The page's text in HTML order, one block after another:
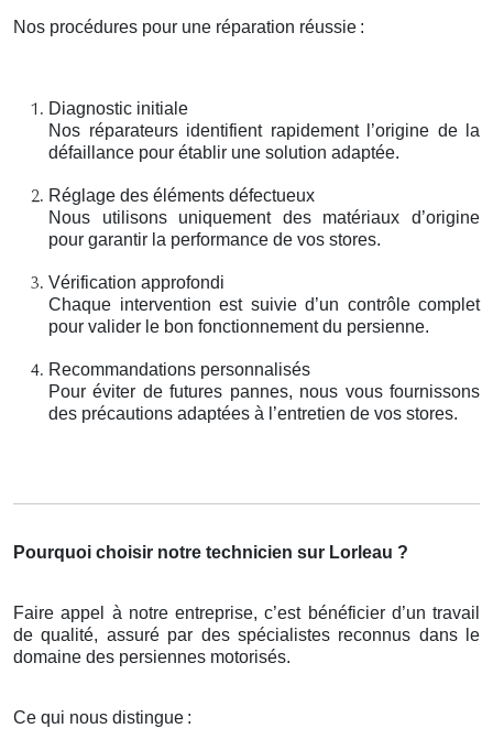
Nos procédures pour une réparation réussie :
Diagnostic initiale
Nos réparateurs identifient rapidement l’origine de la
défaillance pour établir une solution adaptée.
Réglage des éléments défectueux
Nous utilisons uniquement des matériaux d’origine
pour garantir la performance de vos stores.
Vérification approfondi
Chaque intervention est suivie d’un contrôle complet
pour valider le bon fonctionnement du persienne.
Recommandations personnalisés
Pour éviter de futures pannes, nous vous fournissons
des précautions adaptées à l’entretien de vos stores.
Pourquoi choisir notre technicien sur Lorleau ?
Faire appel à notre entreprise, c’est bénéficier d’un travail
de qualité, assuré par des spécialistes reconnus dans le
domaine des persiennes motorisés.
Ce qui nous distingue :